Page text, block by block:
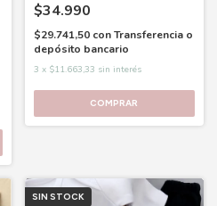
$34.990
$29.741,50 con Transferencia o
depósito bancario
3 x $11.663,33 sin interés
COMPRAR
SIN STOCK